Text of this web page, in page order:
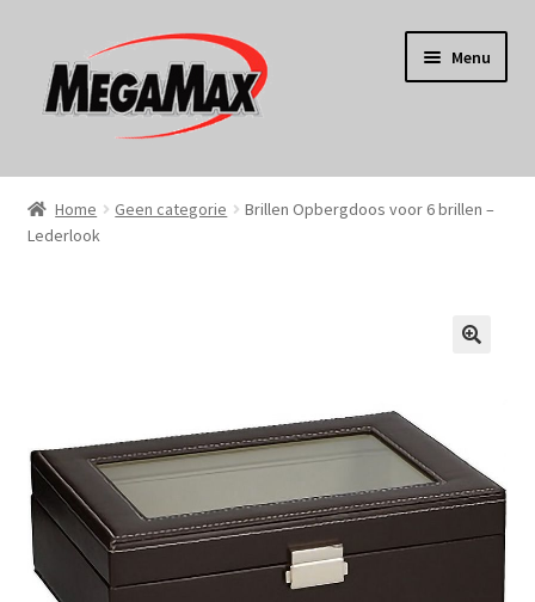
door
naar
naar
de
Menu
Home
KERST
Wonen
Huishouden
Home Geen categorie
Brillen Opbergdoos voor 6 brillen –
Lederlook